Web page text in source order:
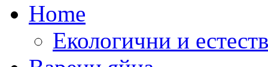
Home
Екологични и